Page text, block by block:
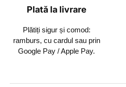
Plată la livrare
Plătiți sigur și comod:
ramburs, cu cardul sau prin
Google Pay / Apple Pay.